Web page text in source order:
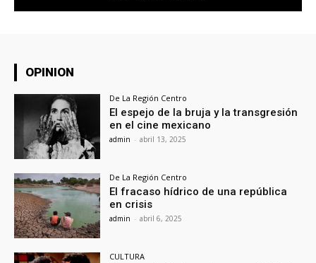
OPINION
De La Región Centro
El espejo de la bruja y la transgresión
en el cine mexicano
admin - abril 13, 2025
De La Región Centro
El fracaso hídrico de una república
en crisis
admin - abril 6, 2025
CULTURA